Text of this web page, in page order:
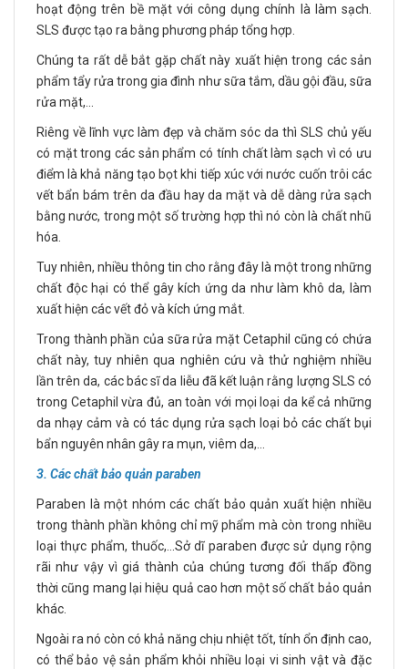
hoạt động trên bề mặt với công dụng chính là làm sạch.
SLS được tạo ra bằng phương pháp tổng hợp.
Chúng ta rất dễ bắt gặp chất này xuất hiện trong các sản
phẩm tẩy rửa trong gia đình như sữa tắm, dầu gội đầu, sữa
rửa mặt,…
Riêng về lĩnh vực làm đẹp và chăm sóc da thì SLS chủ yếu
có mặt trong các sản phẩm có tính chất làm sạch vì có ưu
điểm là khả năng tạo bọt khi tiếp xúc với nước cuốn trôi các
vết bẩn bám trên da đầu hay da mặt và dễ dàng rửa sạch
bằng nước, trong một số trường hợp thì nó còn là chất nhũ
hóa.
Tuy nhiên, nhiều thông tin cho rằng đây là một trong những
chất độc hại có thể gây kích ứng da như làm khô da, làm
xuất hiện các vết đỏ và kích ứng mắt.
Trong thành phần của sữa rửa mặt Cetaphil cũng có chứa
chất này, tuy nhiên qua nghiên cứu và thử nghiệm nhiều
lần trên da, các bác sĩ da liễu đã kết luận rằng lượng SLS có
trong Cetaphil vừa đủ, an toàn với mọi loại da kể cả những
da nhạy cảm và có tác dụng rửa sạch loại bỏ các chất bụi
bẩn nguyên nhân gây ra mụn, viêm da,…
3. Các chất bảo quản paraben
Paraben là một nhóm các chất bảo quản xuất hiện nhiều
trong thành phần không chỉ mỹ phẩm mà còn trong nhiều
loại thực phẩm, thuốc,…Sở dĩ paraben được sử dụng rộng
rãi như vậy vì giá thành của chúng tương đối thấp đồng
thời cũng mang lại hiệu quả cao hơn một số chất bảo quản
khác.
Ngoài ra nó còn có khả năng chịu nhiệt tốt, tính ổn định cao,
có thể bảo vệ sản phẩm khỏi nhiều loại vi sinh vật và đặc